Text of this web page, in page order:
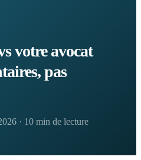
votre avocat
pas
· 10 min de lecture